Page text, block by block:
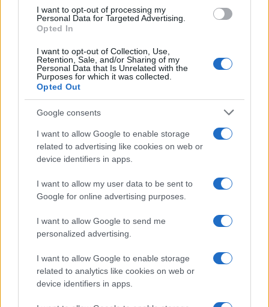
I want to opt-out of processing my
Personal Data for Targeted Advertising.
Opted In
I want to opt-out of Collection, Use,
Retention, Sale, and/or Sharing of my
Personal Data that Is Unrelated with the
Purposes for which it was collected.
Opted Out
Google consents
I want to allow Google to enable storage
related to advertising like cookies on web or
device identifiers in apps.
I want to allow my user data to be sent to
Google for online advertising purposes.
I want to allow Google to send me
personalized advertising.
I want to allow Google to enable storage
related to analytics like cookies on web or
device identifiers in apps.
HELLENiQ ENERGY: Κέρδη
393 εκατ. ευρώ στο α'
εξάμηνο – Στα 734 εκατ.
ευρώ τα EBITDA
ΣΤΑΣΥ: 29,4 χλμ. νέων
της Αθήνας - Στο τελικό
στάδιο το μεγαλύτερο έργο
Η Chery επενδύει 75 εκατ. δολάρια στην KG Mobility
από 18.990 ευρώ